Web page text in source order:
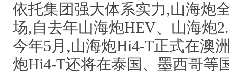
依托集团强大体系实力,山海炮
场,自去年山海炮HEV、山海炮
今年5月,山海炮Hi4-T正式在澳
炮Hi4-T还将在泰国、墨西哥等